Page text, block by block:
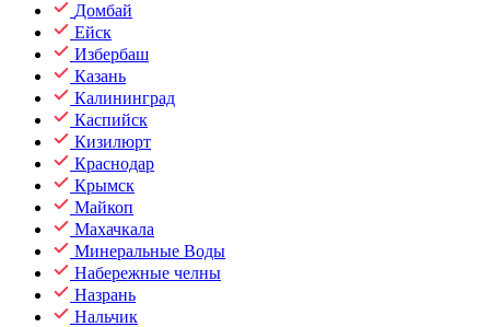
Домбай
Ейск
Избербаш
Казань
Калининград
Каспийск
Кизилюрт
Краснодар
Крымск
Майкоп
Махачкала
Минеральные Воды
Набережные челны
Назрань
Нальчик